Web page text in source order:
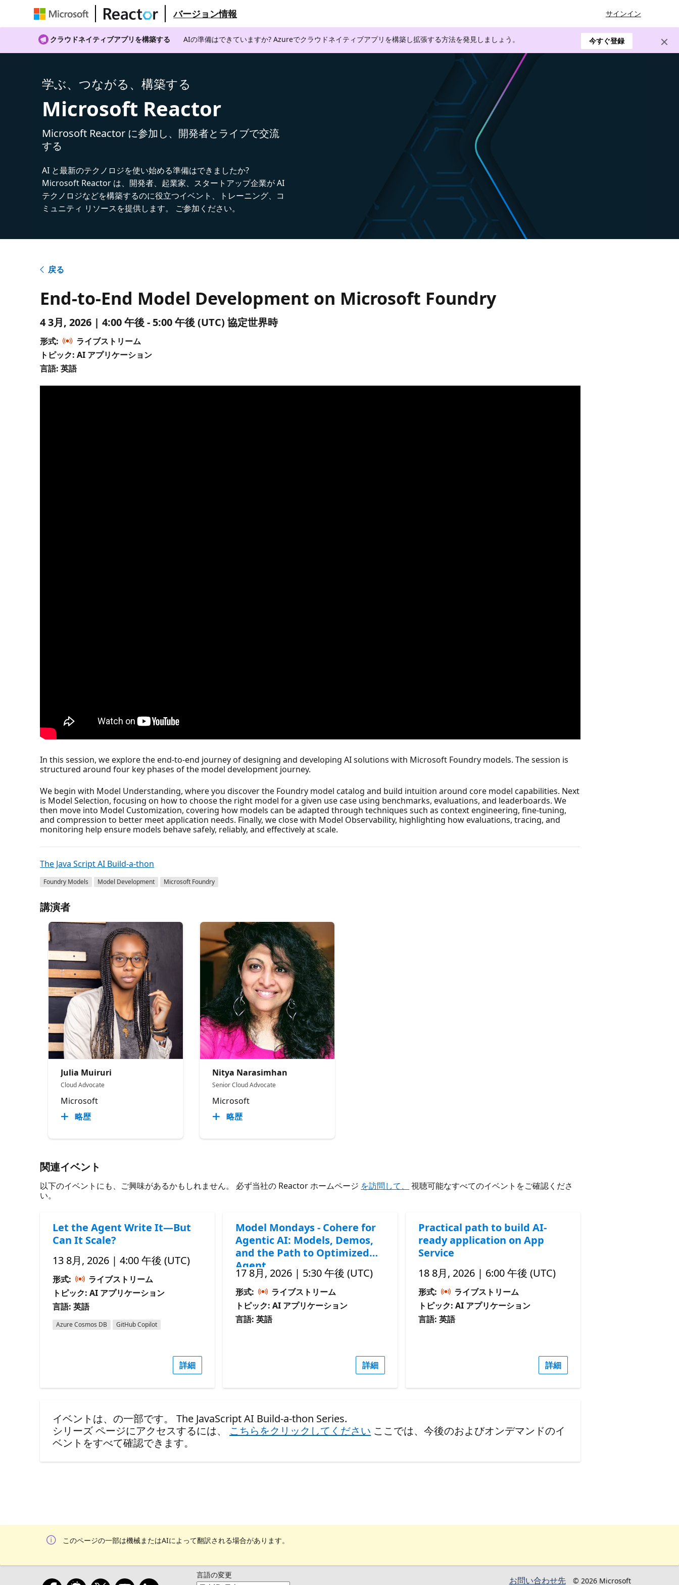
バージョン情報 サインイン
クラウドネイティブアプリを構築する AIの準備はできていますか? Azureでクラウドネイティブアプリを構築し拡張する方法を発見しましょう。 今すぐ登録
学ぶ、つながる、構築する
Microsoft Reactor
Microsoft Reactor に参加し、開発者とライブで交流
する
AI と最新のテクノロジを使い始める準備はできましたか?
Microsoft Reactor は、開発者、起業家、スタートアップ企業が AI
テクノロジなどを構築するのに役立つイベント、トレーニング、コ
ミュニティ リソースを提供します。 ご参加ください。
戻る
End-to-End Model Development on Microsoft Foundry
4 3月, 2026 | 4:00 午後 - 5:00 午後 (UTC) 協定世界時
形式:
ライブストリーム
トピック: AI アプリケーション
言語: 英語
In this session, we explore the end-to-end journey of designing and developing AI solutions with Microsoft Foundry models. The session is
structured around four key phases of the model development journey.
We begin with Model Understanding, where you discover the Foundry model catalog and build intuition around core model capabilities. Next
is Model Selection, focusing on how to choose the right model for a given use case using benchmarks, evaluations, and leaderboards. We
then move into Model Customization, covering how models can be adapted through techniques such as context engineering, fine‑tuning,
and compression to better meet application needs. Finally, we close with Model Observability, highlighting how evaluations, tracing, and
monitoring help ensure models behave safely, reliably, and effectively at scale.
The Java Script AI Build-a-thon
Foundry Models Model Development Microsoft Foundry
講演者
Julia Muiruri
Cloud Advocate
Microsoft
略歴
Nitya Narasimhan
Senior Cloud Advocate
Microsoft
略歴
関連イベント
以下のイベントにも、ご興味があるかもしれません。 必ず当社の Reactor ホームページ を訪問して、
視聴可能なすべてのイベントをご確認くださ
い。
Let the Agent Write It—But
Can It Scale?
13 8月, 2026 | 4:00 午後 (UTC)
形式:
ライブストリーム
トピック: AI アプリケーション
言語: 英語
Azure Cosmos DB GitHub Copilot
詳細
Model Mondays - Cohere for
Agentic AI: Models, Demos,
and the Path to Optimized
Agent
17 8月, 2026 | 5:30 午後 (UTC)
形式:
ライブストリーム
トピック: AI アプリケーション
言語: 英語
詳細
Practical path to build AI-
ready application on App
Service
18 8月, 2026 | 6:00 午後 (UTC)
形式:
ライブストリーム
トピック: AI アプリケーション
言語: 英語
詳細
イベントは、の一部です。 The JavaScript AI Build-a-thon Series.
シリーズ ページにアクセスするには、 こちらをクリックしてください ここでは、今後のおよびオンデマンドのイ
ベントをすべて確認できます。
このページの一部は機械またはAIによって翻訳される場合があります。
言語の変更
お問い合わせ先 © 2026 Microsoft